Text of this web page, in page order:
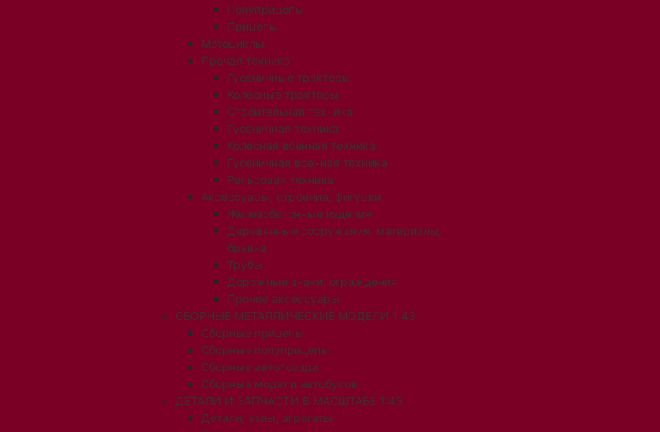
Полуприцепы
Прицепы
Мотоциклы
Прочая техника
Гусеничные тракторы
Колесные тракторы
Строительная техника
Гусеничная техника
Колесная военная техника
Гусеничная военная техника
Рельсовая техника
Аксессуары, строения, фигурки
Железобетонные изделия
Деревянные сооружения, материалы,
бревна
Трубы
Дорожные знаки, ограждения
Прочие аксессуары
СБОРНЫЕ МЕТАЛЛИЧЕСКИЕ МОДЕЛИ 1:43
Сборные прицепы
Сборные полуприцепы
Сборные автопоезда
Сборные модели автобусов
ДЕТАЛИ И ЗАПЧАСТИ В МАСШТАБЕ 1:43
Детали, узлы, агрегаты